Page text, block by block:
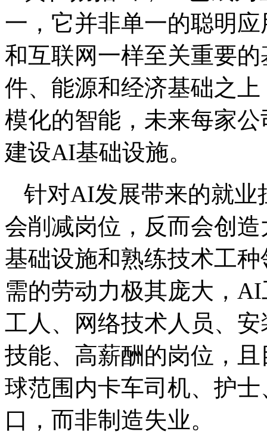
一，它并非单一的聪明
和互联网一样至关重要
件、能源和经济基础之
模化的智能，未来每家
建设AI基础设施。
针对AI发展带来的就
会削减岗位，反而会创
基础设施和熟练技术工
需的劳动力极其庞大，
工人、网络技术人员、
技能、高薪酬的岗位，
球范围内卡车司机、护
口，而非制造失业。